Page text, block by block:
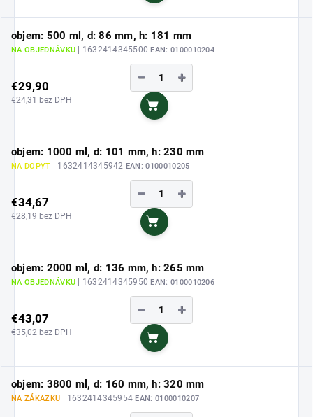
objem: 500 ml, d: 86 mm, h: 181 mm
NA OBJEDNÁVKU | 1632414345500EAN: 0100010204
€29,90
€24,31 bez DPH
+
−
Do košíka
objem: 1000 ml, d: 101 mm, h: 230 mm
NA DOPYT | 1632414345942 EAN: 0100010205
€34,67
€28,19 bez DPH
+
−
Do košíka
objem: 2000 ml, d: 136 mm, h: 265 mm
NA OBJEDNÁVKU | 1632414345950EAN: 0100010206
€43,07
€35,02 bez DPH
+
−
Do košíka
objem: 3800 ml, d: 160 mm, h: 320 mm
NA ZÁKAZKU | 1632414345954EAN: 0100010207